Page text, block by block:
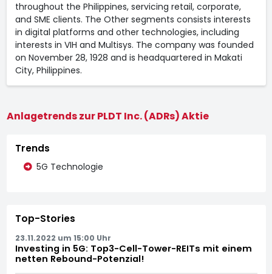
throughout the Philippines, servicing retail, corporate,
and SME clients. The Other segments consists interests
in digital platforms and other technologies, including
interests in VIH and Multisys. The company was founded
on November 28, 1928 and is headquartered in Makati
City, Philippines.
Anlagetrends zur PLDT Inc. (ADRs) Aktie
Trends
5G Technologie
Top-Stories
23.11.2022 um 15:00 Uhr
Investing in 5G: Top3-Cell-Tower-REITs mit einem
netten Rebound-Potenzial!